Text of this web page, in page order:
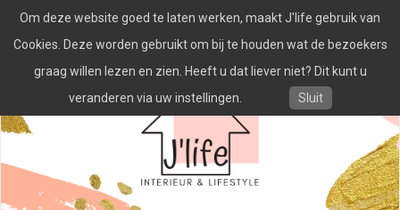
naar
inhoud
Om deze website goed te laten werken, maakt J'life gebruik van
Cookies. Deze worden gebruikt om bij te houden wat de bezoekers
graag willen lezen en zien. Heeft u dat liever niet? Dit kunt u
veranderen via uw instellingen.
Sluit